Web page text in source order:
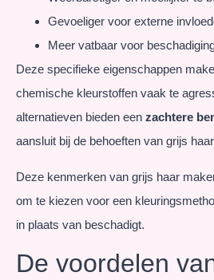
Gevoeliger voor externe
Meer vatbaar voor
Deze specifieke eigenschappen
chemische kleurstoffen vaak te
alternatieven bieden een zachtere
aansluit bij de behoeften van grijs
Deze kenmerken van grijs haar
om te kiezen voor een
in plaats van beschadigt.
De voordelen